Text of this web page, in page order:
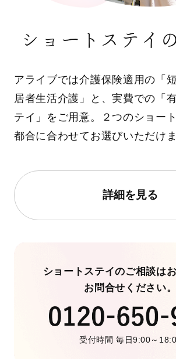
ショートステイ
アライブでは介護保険適用の「
居者生活介護」と、実費での「
テイ」をご用意。２つのショー
都合に合わせてお選びいただけま
詳細を見る
ショートステイのご相談は
お問合せください。
受付時間 毎日9:00～